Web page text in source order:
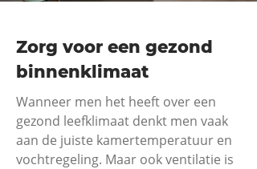
Zorg voor een gezond
binnenklimaat
Wanneer men het heeft over een
gezond leefklimaat denkt men vaak
aan de juiste kamertemperatuur en
vochtregeling. Maar ook ventilatie is